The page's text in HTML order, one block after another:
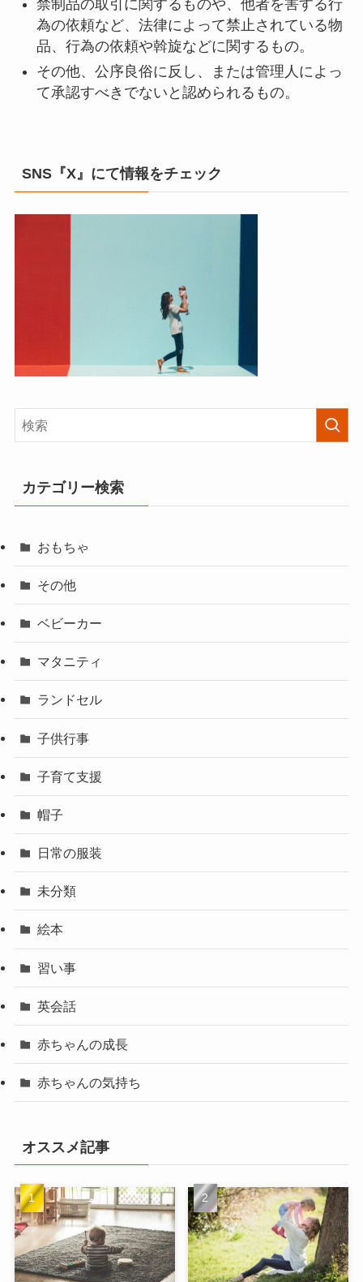
禁制品の取引に関するものや、他者を害する行
為の依頼など、法律によって禁止されている物
品、行為の依頼や斡旋などに関するもの。
その他、公序良俗に反し、または管理人によっ
て承認すべきでないと認められるもの。
SNS『X』にて情報をチェック
カテゴリー検索
おもちゃ
その他
ベビーカー
マタニティ
ランドセル
子供行事
子育て支援
帽子
日常の服装
未分類
絵本
習い事
英会話
赤ちゃんの成長
赤ちゃんの気持ち
オススメ記事